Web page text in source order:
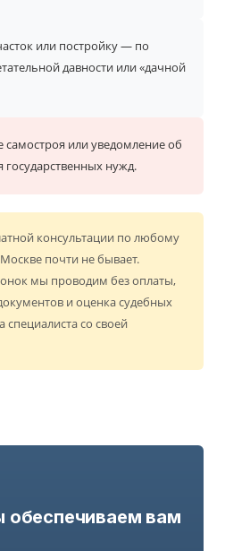
или постройку — по
давности или «дачной
самостроя или уведомление об
государственных нужд.
консультации по любому
почти не бывает.
мы проводим без оплаты,
и оценка судебных
специалиста со своей
обеспечиваем вам